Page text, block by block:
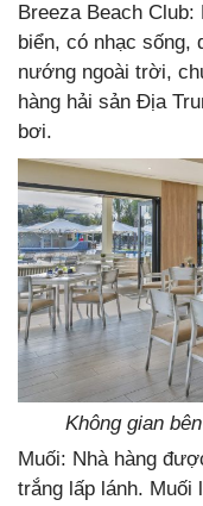
Breeza Beach
biển, có nhạc sống,
nướng ngoài trời,
hàng hải sản Địa
bơi.
Không gian
Muối: Nhà hàng
trắng lấp lánh. Muối